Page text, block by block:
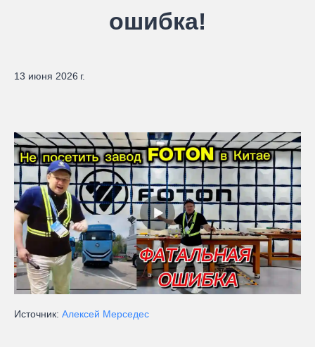
ошибка!
13 июня 2026 г.
Источник: Алексей Мерседес